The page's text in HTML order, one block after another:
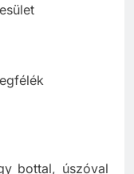
bottal, úszóval